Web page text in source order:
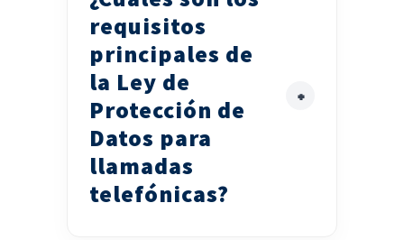
requisitos
principales de
la Ley de
Protección de
Datos para
llamadas
telefónicas?